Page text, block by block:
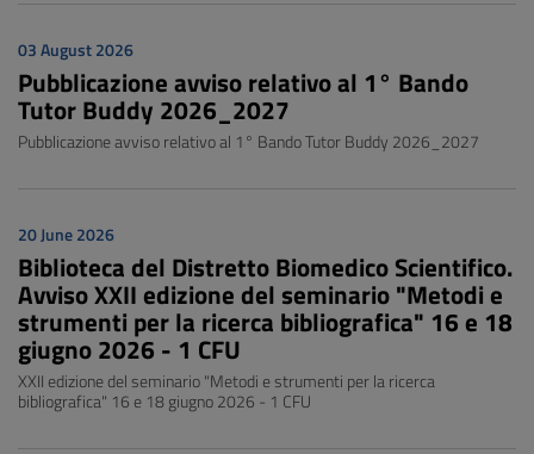
03 August 2026
Pubblicazione avviso relativo al 1° Bando
Tutor Buddy 2026_2027
Pubblicazione avviso relativo al 1° Bando Tutor Buddy 2026_2027
20 June 2026
Biblioteca del Distretto Biomedico Scientifico.
Avviso XXII edizione del seminario "Metodi e
strumenti per la ricerca bibliografica" 16 e 18
giugno 2026 - 1 CFU
XXII edizione del seminario "Metodi e strumenti per la ricerca
bibliografica" 16 e 18 giugno 2026 - 1 CFU